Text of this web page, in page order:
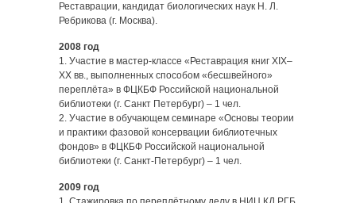
Реставрации, кандидат биологических наук Н. Л.
Ребрикова (г. Москва).
2008 год
1. Участие в мастер-классе «Реставрация книг XIX–
XX вв., выполненных способом «бесшвейного»
переплёта» в ФЦКБФ Российской национальной
библиотеки (г. Санкт Петербург) – 1 чел.
2. Участие в обучающем семинаре «Основы теории
и практики фазовой консервации библиотечных
фондов» в ФЦКБФ Российской национальной
библиотеки (г. Санкт-Петербург) – 1 чел.
2009 год